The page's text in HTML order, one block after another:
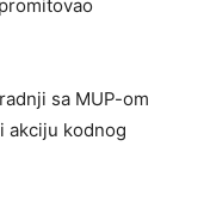
sa MUP-om
akciju kodnog